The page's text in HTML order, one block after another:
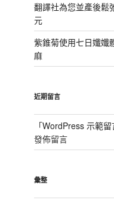
翻譯社為您並產後鬆
元
紫錐菊使用七日孅孅
麻
近期留言
「WordPress 示範留
發佈留言
彙整